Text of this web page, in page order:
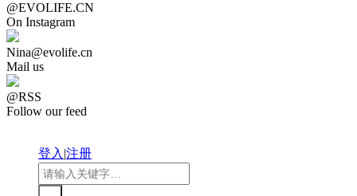
@EVOLIFE.CN
On Instagram
Nina@evolife.cn
Mail us
@RSS
Follow our feed
登入|注册